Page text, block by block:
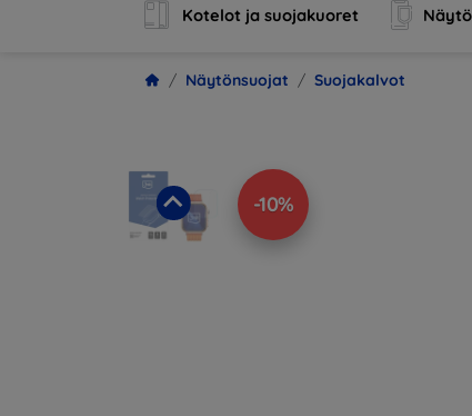
Kotelot ja suojakuoret
Näytönsuojat Suojakalvot
-10%